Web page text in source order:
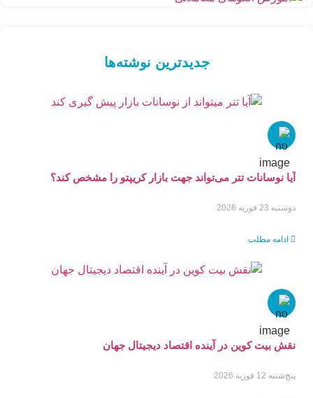
جدیدترین نوشته‌ها
آیا نوسانات تتر می‌تواند جهت بازار کریپتو را مشخص کند؟
دوشنبه 23 فوریه 2026
ادامه مطلب
نقش بیت کوین در آینده اقتصاد دیجیتال جهان
پنج‌شنبه 12 فوریه 2026